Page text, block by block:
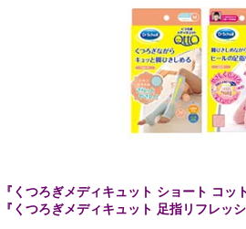
『くつろぎメディキュット ショート コッ
『くつろぎメディキュット 足指リフレッシ